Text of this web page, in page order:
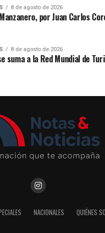
8 de agosto de 2026
por Juan Carlos
8 de agosto de 2026
suma a la Red Mundial de
NACIONALES QUIÉNES